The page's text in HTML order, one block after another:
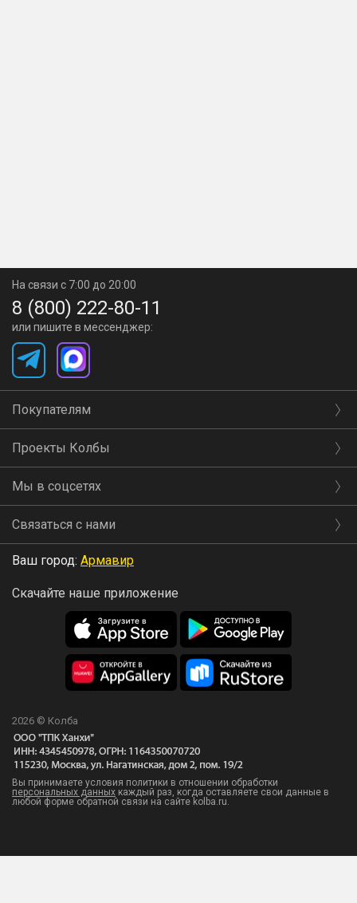
На связи с 7:00 до 20:00
8 (800) 222-80-11
или пишите в мессенджер:
Покупателям
Проекты Колбы
Мы в соцсетях
Связаться с нами
Ваш город: Армавир
Скачайте наше приложение
2026 © Колба
Вы принимаете условия политики в отношении обработки
персональных данных каждый раз, когда оставляете свои данные в
любой форме обратной связи на сайте kolba.ru.